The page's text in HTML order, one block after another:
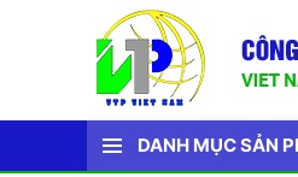
DANH MỤC SẢN